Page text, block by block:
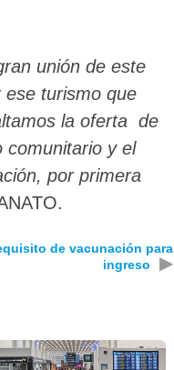
unión de este
turismo que
la oferta de
comunitario y el
por primera
de vacunación para
ingreso
▶